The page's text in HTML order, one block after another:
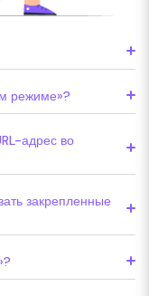
режиме»?
адрес во
закрепленные